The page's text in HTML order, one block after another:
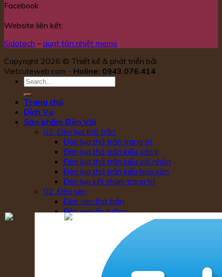
Facebook
Website liên kết:
Sidotech – quạt tản nhiệt memo
Copyright 2026 © Thiết kế & phát triển bởi
Vietcuteweb.com - Holine: 0943.076.414
Trang chủ
Dịch Vụ
Sản phẩm Đèn Vải
01. Đèn lụa thả trần
Đèn lụa thả trần trang trí
Đèn lụa thả trần kiểu xếp li
Đèn lụa thả trần kiểu vải nhăn
Đèn lụa thả trần kiểu hoa văn
Đèn lụa kết chùm trang trí
02. Đèn sen
Đèn sen thả trần
Đèn sen ốp tường
Đèn sen để bàn
Đèn vải nhăn thả trần
Đèn vải nhăn ốp tường
Đèn vải nhăn cây